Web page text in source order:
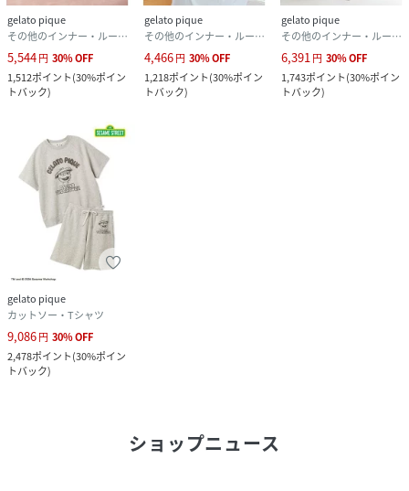
gelato pique
その他のインナー・ルームウェア
5,544円 30%OFF
1,512ポイント(30%ポイン
トバック)
gelato pique
その他のインナー・ルームウェア
4,466円 30%OFF
1,218ポイント(30%ポイン
トバック)
gelato pique
その他のインナー・ルームウェア
6,391円 30%OFF
1,743ポイント(30%ポイン
トバック)
gelato pique
カットソー・Tシャツ
9,086円 30%OFF
2,478ポイント(30%ポイン
トバック)
ショップニュース